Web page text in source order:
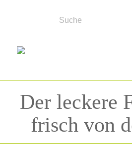
Der leckere
frisch von